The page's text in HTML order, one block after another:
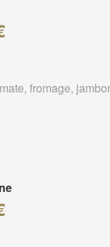
fromage,